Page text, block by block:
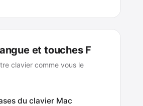
et touches F
clavier comme vous le
du clavier Mac